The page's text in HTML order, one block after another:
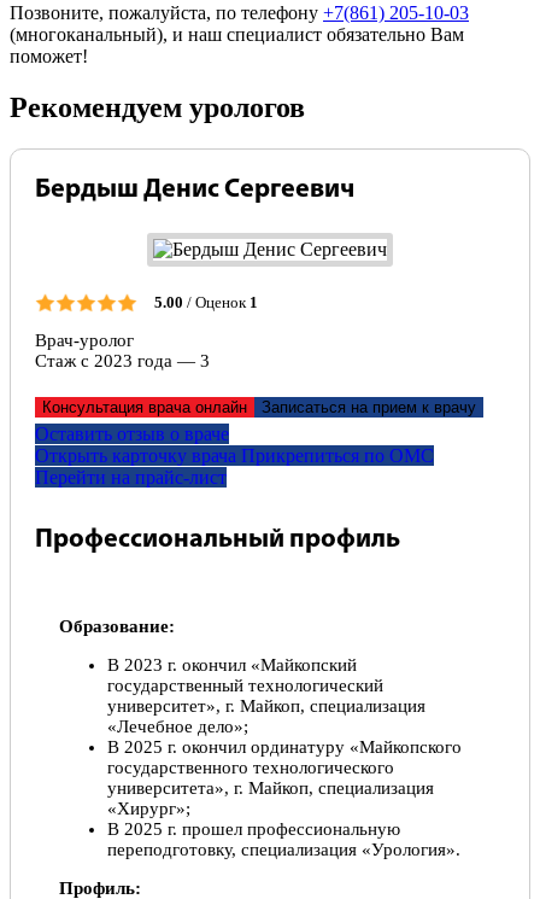
Позвоните, пожалуйста, по телефону +7(861) 205-10-03
(многоканальный), и наш специалист обязательно Вам
поможет!
Рекомендуем урологов
Бердыш Денис Сергеевич
5.00 / Оценок 1
Врач-уролог
Стаж с 2023 года — 3
Консультация врача онлайн Записаться на прием к врачу
Оставить отзыв о враче
Открыть карточку врача Прикрепитьcя по ОМС
Перейти на прайс-лист
Профессиональный профиль
Образование:
В 2023 г. окончил «Майкопский
государственный технологический
университет», г. Майкоп, специализация
«Лечебное дело»;
В 2025 г. окончил ординатуру «Майкопского
государственного технологического
университета», г. Майкоп, специализация
«Хирург»;
В 2025 г. прошел профессиональную
переподготовку, специализация «Урология».
Профиль: